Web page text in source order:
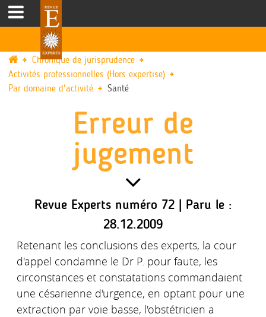
Chronique de jurisprudence
Activités professionnelles (Hors expertise)
Par domaine d'activité
Santé
Erreur de
jugement
Revue Experts numéro 72 | Paru le :
28.12.2009
Retenant les conclusions des experts, la cour
d'appel condamne le Dr P. pour faute, les
circonstances et constatations commandaient
une césarienne d'urgence, en optant pour une
extraction par voie basse, l'obstétricien a